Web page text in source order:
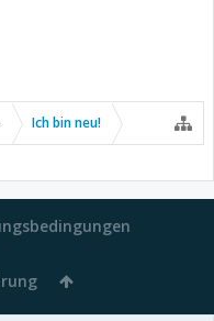
Ich bin neu!